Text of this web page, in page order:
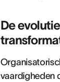
De
vaardigheden